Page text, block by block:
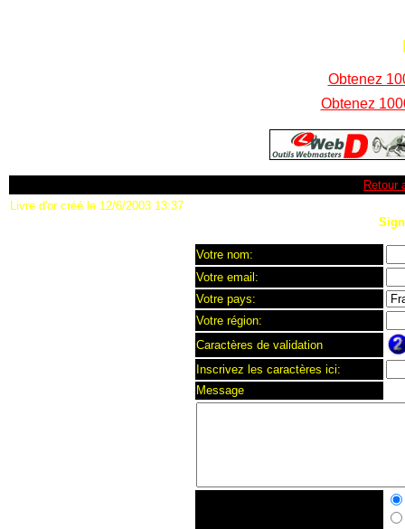
Obtenez
Obtenez
Retour
Livre d'or créé le 12/6/2003 13:37
Votre nom:
Votre email:
Votre pays:
Votre région:
Caractères de validation
Inscrivez les caractères ici:
Message